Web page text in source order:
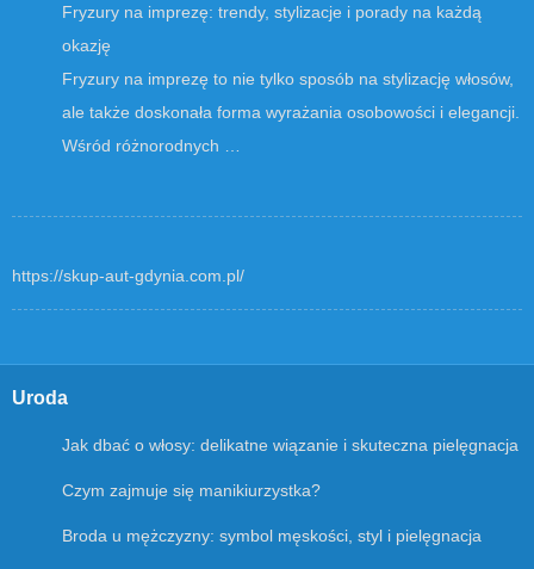
Fryzury na imprezę: trendy, stylizacje i porady na każdą
okazję
Fryzury na imprezę to nie tylko sposób na stylizację włosów,
ale także doskonała forma wyrażania osobowości i elegancji.
Wśród różnorodnych …
https://skup-aut-gdynia.com.pl/
Uroda
Jak dbać o włosy: delikatne wiązanie i skuteczna pielęgnacja
Czym zajmuje się manikiurzystka?
Broda u mężczyzny: symbol męskości, styl i pielęgnacja